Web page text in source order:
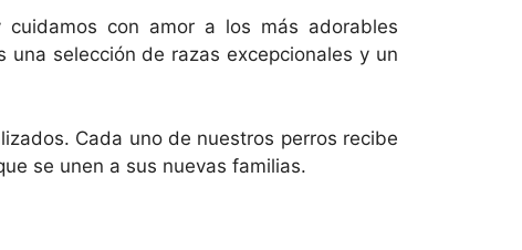
con amor a los más adorables
una selección de razas excepcionales y un
Cada uno de nuestros perros recibe
se unen a sus nuevas familias.